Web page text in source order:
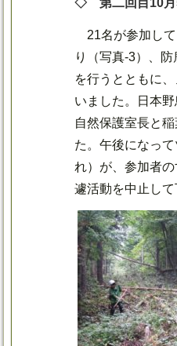
◇ 第二回目10月
21名が参加して
り（写真-3）、防
を行うとともに
いました。日本
自然保護室長と
た。午後になっ
れ）が、参加者
遽活動を中止して